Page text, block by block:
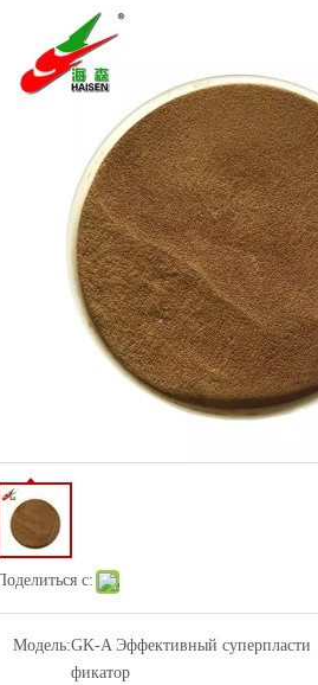
с:
Модель:GK-A Эффективный суперпласти
фикатор